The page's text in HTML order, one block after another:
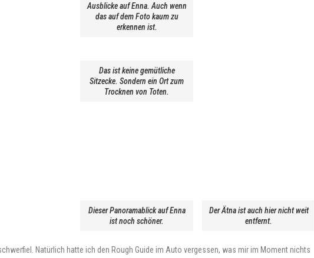
Ausblicke auf Enna. Auch wenn
das auf dem Foto kaum zu
erkennen ist.
Das ist keine gemütliche
Sitzecke. Sondern ein Ort zum
Trocknen von Toten.
Dieser Panoramablick auf Enna
ist noch schöner.
Der Ätna ist auch hier nicht weit
entfernt.
Natürlich hatte ich den Rough Guide im Auto vergessen, was mir im Moment nichts